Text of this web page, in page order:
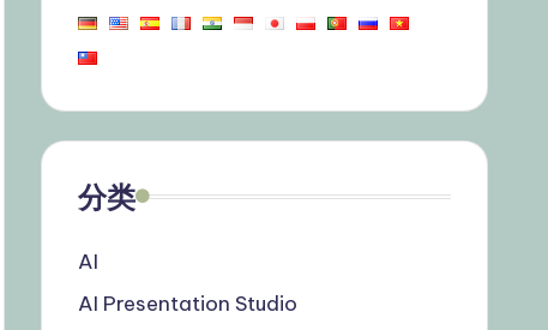
分类
AI
AI Presentation Studio